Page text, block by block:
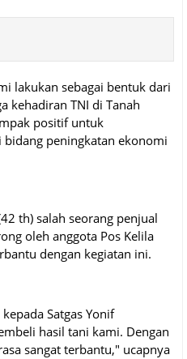
lakukan sebagai bentuk dari
kehadiran TNI di Tanah
positif untuk
bidang peningkatan ekonomi
th) salah seorang penjual
oleh anggota Pos Kelila
dengan kegiatan ini.
Satgas Yonif
hasil tani kami. Dengan
sangat terbantu," ucapnya